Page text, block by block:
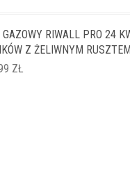
GAZOWY RIWALL PRO 24
Z ŻELIWNYM
ZŁ